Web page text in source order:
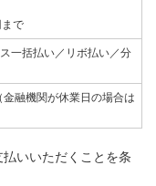
で
一括払い／リボ払い／分
融機関が休業日の場合は
払いいただくことを条